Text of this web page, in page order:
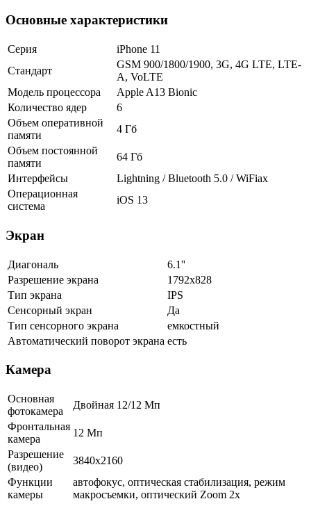
Основные характеристики
Серия
iPhone 11
Стандарт
GSM 900/1800/1900, 3G, 4G LTE, LTE-
A, VoLTE
Модель процессора
Apple A13 Bionic
Количество ядер
6
Объем оперативной
памяти
4 Гб
Объем постоянной
памяти
64 Гб
Интерфейсы
Lightning / Bluetooth 5.0 / WiFiax
Операционная
система
iOS 13
Экран
Диагональ
6.1''
Разрешение экрана
1792x828
Тип экрана
IPS
Сенсорный экран
Да
Тип сенсорного экрана
емкостный
Автоматический поворот экрана есть
Камера
Основная
фотокамера
Двойная 12/12 Мп
Фронтальная
камера
12 Мп
Разрешение
(видео)
3840x2160
Функции
камеры
автофокус, оптическая стабилизация, режим
макросъемки, оптический Zoom 2x